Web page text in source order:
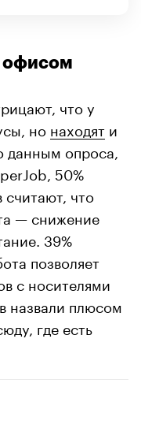
офисом
что у
но находят и
опроса,
50%
что
— снижение
39%
позволяет
с носителями
назвали плюсом
где есть